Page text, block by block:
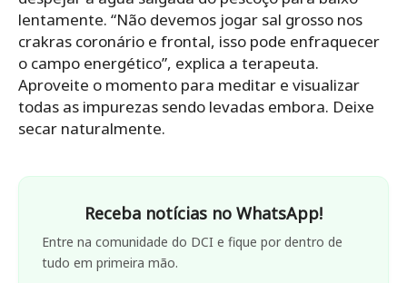
lentamente. “Não devemos jogar sal grosso nos
crakras coronário e frontal, isso pode enfraquecer
o campo energético”, explica a terapeuta.
Aproveite o momento para meditar e visualizar
todas as impurezas sendo levadas embora. Deixe
secar naturalmente.
Receba notícias no WhatsApp!
Entre na comunidade do DCI e fique por dentro de
tudo em primeira mão.